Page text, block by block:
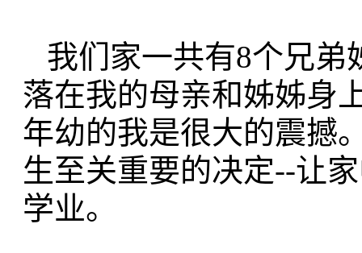
我们家一共有8个兄弟
落在我的母亲和姊姊身
年幼的我是很大的震撼
生至关重要的决定--让
学业。